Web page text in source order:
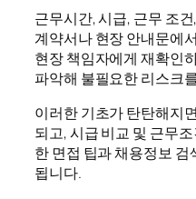
근무시간, 시급, 근무 조
계약서나 현장 안내문에
현장 책임자에게 재확인
파악해 불필요한 리스크
이러한 기초가 탄탄해지
되고, 시급 비교 및 근무
한 면접 팁과 채용정보
됩니다.